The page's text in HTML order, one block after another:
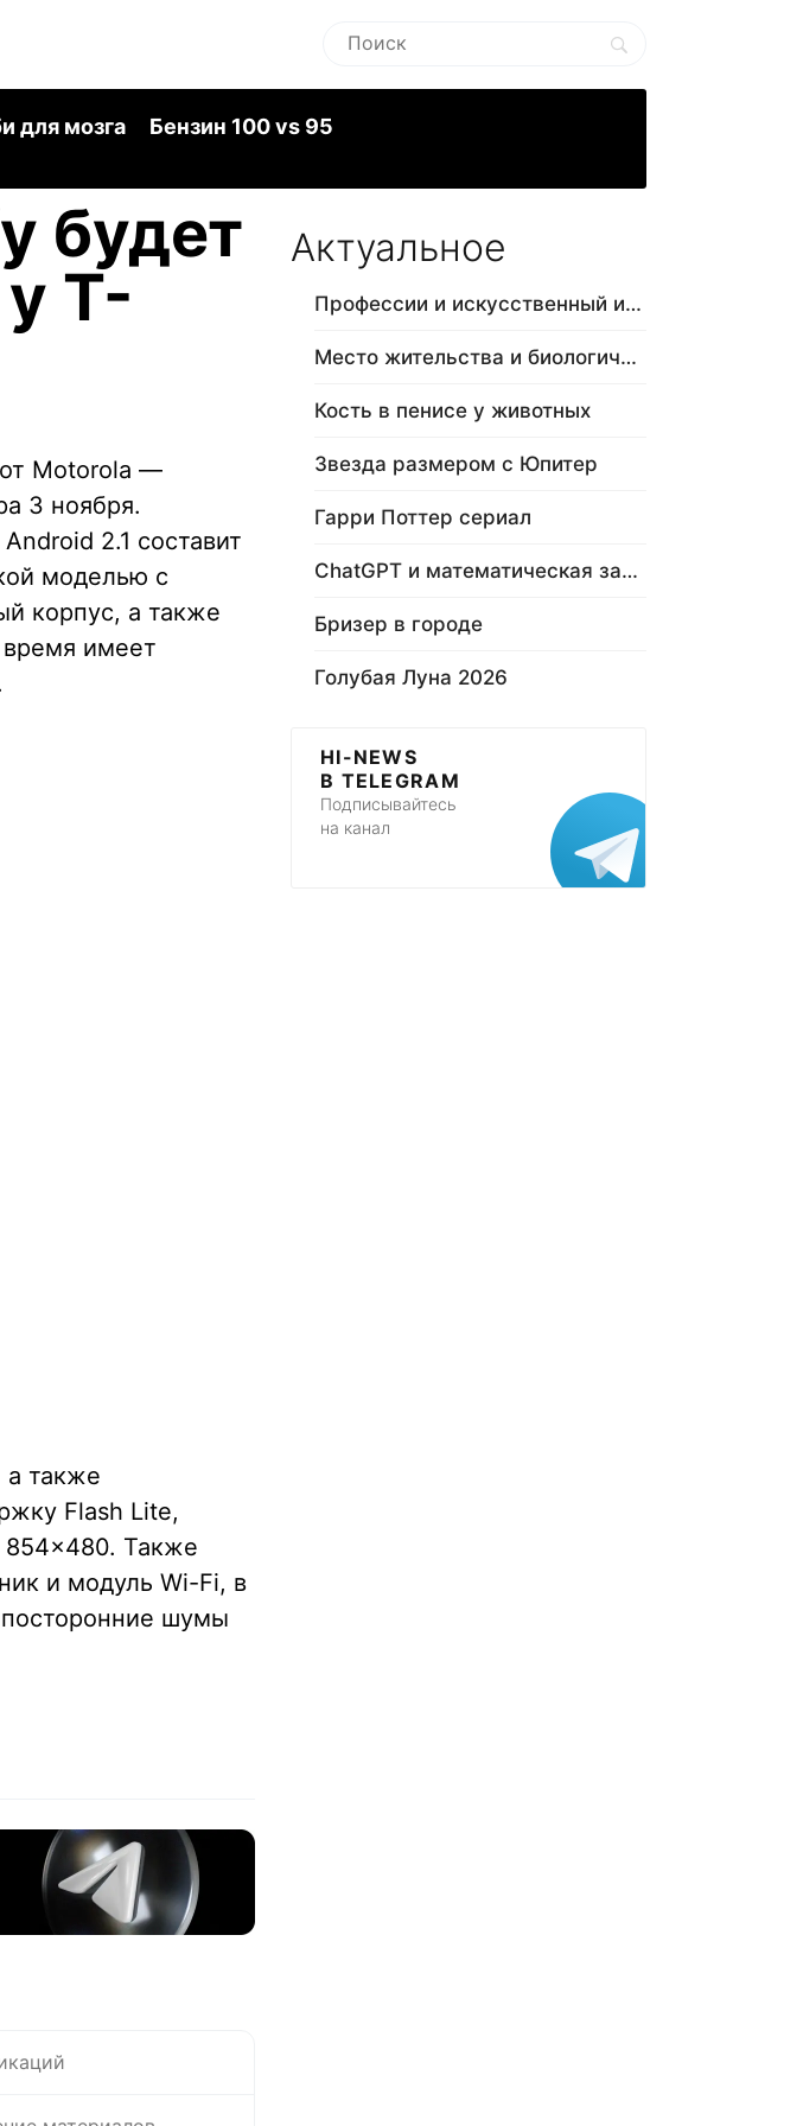
для мозга
Бензин 100 vs 95
будет
T-
Motorola —
3 ноября.
2.1 составит
моделью с
корпус, а также
имеет
а также
Flash Lite,
Также
и модуль Wi-Fi, в
шумы
Актуальное
Профессии и искусственный интеллект
Место жительства и биологический в…
Кость в пенисе у животных
Звезда размером с Юпитер
Гарри Поттер сериал
ChatGPT и математическая задача
Бризер в городе
Голубая Луна 2026
HI-NEWS
В TELEGRAM
Подписывайтесь
на канал